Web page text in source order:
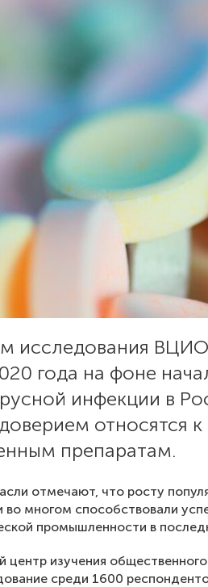
исследования
года на фоне
инфекции в
относятся
препаратам.
отмечают, что росту
во многом способствовали
промышленности в
центр изучения
среди 1600